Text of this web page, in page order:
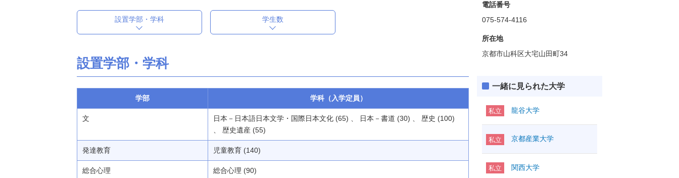
設置学部・学科 学生数
設置学部・学科
学部 学科（入学定員）
文
日本－日本語日本文学・国際日本文化 (65) 、 日本－書道 (30) 、 歴史 (100)
、 歴史遺産 (55)
発達教育 児童教育 (140)
総合心理 総合心理 (90)
電話番号
075-574-4116
所在地
京都市山科区大宅山田町34
一緒に見られた大学
私立 龍谷大学
私立 京都産業大学
私立 関西大学